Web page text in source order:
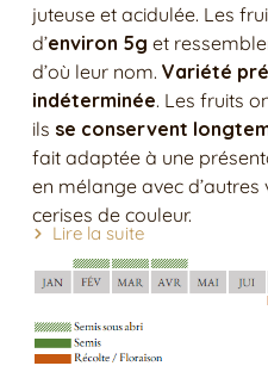
juteuse et acidulée. Les
d’environ 5g et
d’où leur nom. Variété
indéterminée. Les fruits
ils se conservent
fait adaptée à une
en mélange avec
cerises de couleur.
Lire la suite